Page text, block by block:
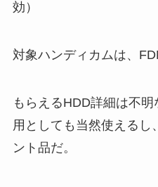
効）
対象ハンディカムは、
もらえるHDD詳細は不
用としても当然使えるし
ント品だ。